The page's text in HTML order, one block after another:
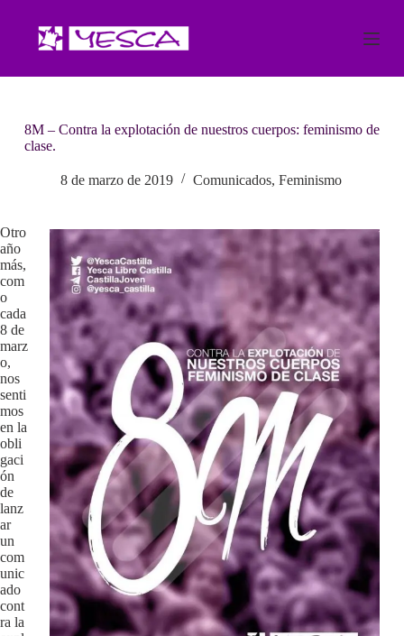
a
n
i
d
o
8M – Contra la explotación de nuestros cuerpos: feminismo de
clase.
8 de marzo de 2019 Comunicados, Feminismo
Otro
año
más,
com
o
cada
8 de
marz
o,
nos
senti
mos
en la
obli
gaci
ón
de
lanz
ar
un
com
unic
ado
cont
ra la